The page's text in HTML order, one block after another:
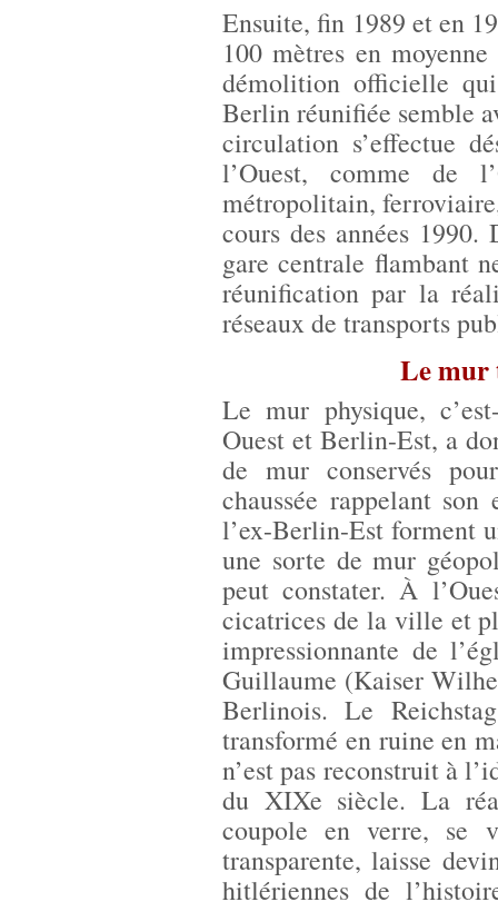
Ensuite, fin 1989 et en
100 mètres en
démolition officielle
Berlin réunifiée semble
circulation s’effectue
l’Ouest, comme de
métropolitain,
cours des années 1990.
gare centrale flambant
réunification par la
réseaux de transports
Le mur
Le mur physique,
Ouest et Berlin-Est, a
de mur conservés
chaussée rappelant son
l’ex-Berlin-Est forment
une sorte de mur
peut constater. À
cicatrices de la ville et
impressionnante de
Guillaume (Kaiser
Berlinois. Le
transformé en ruine en
n’est pas reconstruit à
du XIXe siècle. La
coupole en verre, se
transparente, laisse
hitlériennes de